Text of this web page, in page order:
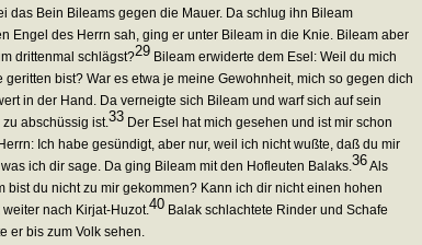
das Bein Bileams gegen die Mauer. Da schlug ihn Bileam
Engel des Herrn sah, ging er unter Bileam in die Knie. Bileam aber
drittenmal schlägst?29 Bileam erwiderte dem Esel: Weil du mich
bist? War es etwa je meine Gewohnheit, mich so gegen dich
in der Hand. Da verneigte sich Bileam und warf sich auf sein
abschüssig ist.33 Der Esel hat mich gesehen und ist mir schon
Ich habe gesündigt, aber nur, weil ich nicht wußte, daß du mir
ich dir sage. Da ging Bileam mit den Hofleuten Balaks. 36Als
bist du nicht zu mir gekommen? Kann ich dir nicht einen hohen
nach Kirjat-Huzot.40 Balak schlachtete Rinder und Schafe
er bis zum Volk sehen.